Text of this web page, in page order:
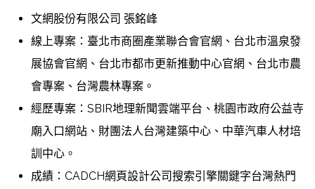
文網股份有限公司 張銘峰
線上專案：臺北市商圈產業聯合會官網、台北市溫泉發
展協會官網、台北市都市更新推動中心官網、台北市農
會專案、台灣農林專案。
經歷專案：SBIR地理新聞雲端平台、桃園市政府公益寺
廟入口網站、財團法人台灣建築中心、中華汽車人材培
訓中心。
成績：CADCH網頁設計公司搜索引擎關鍵字台灣熱門